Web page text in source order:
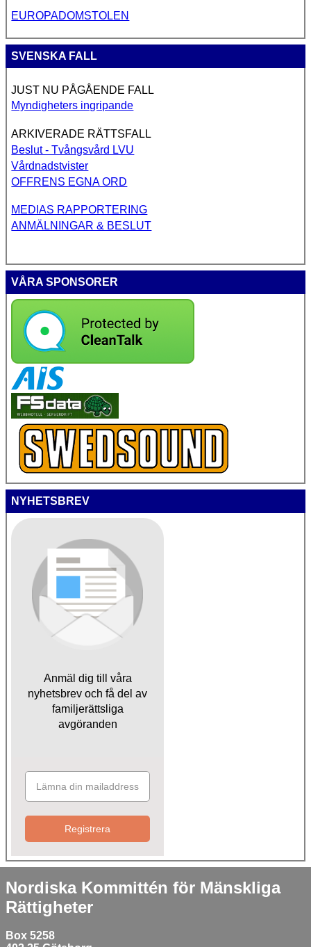
EUROPADOMSTOLEN
SVENSKA FALL
JUST NU PÅGÅENDE FALL
Myndigheters ingripande
ARKIVERADE RÄTTSFALL
Beslut - Tvångsvård LVU
Vårdnadstvister
OFFRENS EGNA ORD
MEDIAS RAPPORTERING
ANMÄLNINGAR & BESLUT
VÅRA SPONSORER
NYHETSBREV
Anmäl dig till våra
nyhetsbrev och få del av
familjerättsliga
avgöranden
Registrera
Nordiska Kommittén för Mänskliga
Rättigheter
Box 5258